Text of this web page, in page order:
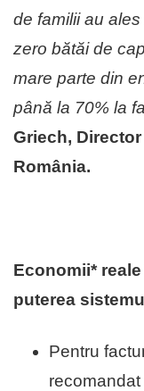
de familii au
zero bătăi de
mare parte din
până la 70% la
Griech,
România.
Economii*
puterea
Pentru